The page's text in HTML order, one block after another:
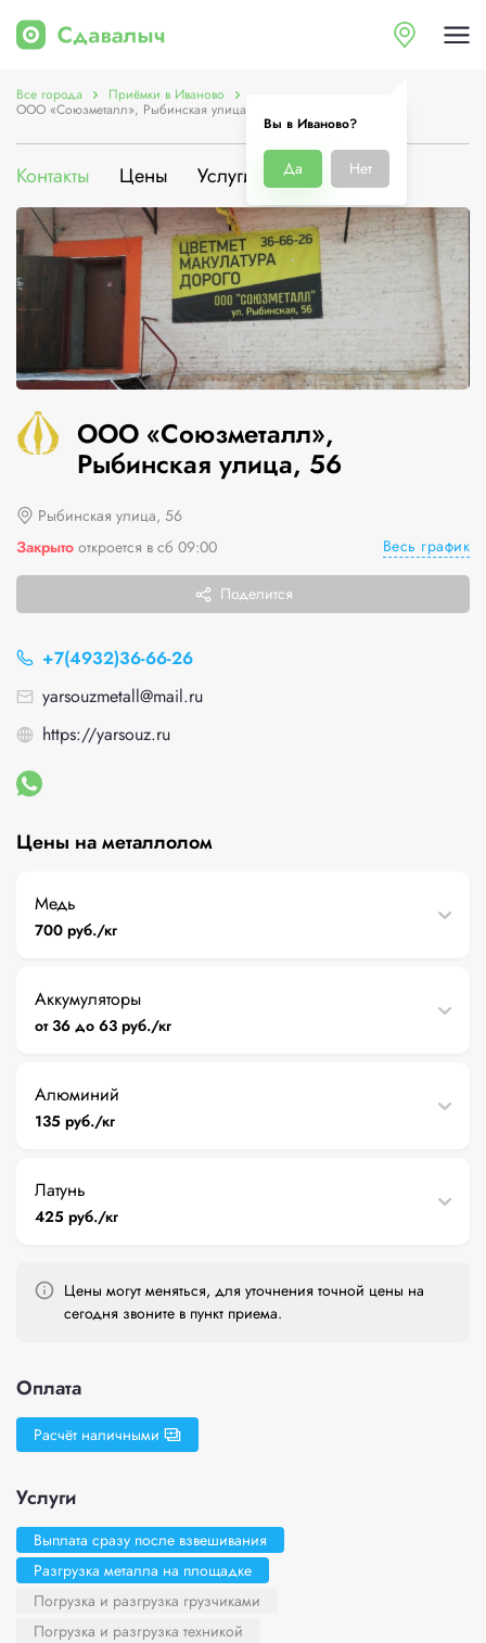
Вы в Иваново?
Да Нет
Все города Приёмки в Иваново
ООО «Союзметалл», Рыбинская улица, 56
Контакты Цены Услуги О компании
ООО «Союзметалл»,
Рыбинская улица, 56
Рыбинская улица, 56
Закрыто откроется в сб 09:00 Весь график
Поделится
+7(4932)36-66-26
yarsouzmetall@mail.ru
https://yarsouz.ru
Цены на металлолом
Медь
700 руб./кг
Аккумуляторы
от 36 до 63 руб./кг
Алюминий
135 руб./кг
Латунь
425 руб./кг
Цены могут меняться, для уточнения точной цены на
сегодня звоните в пункт приема.
Оплата
Расчёт наличными
Услуги
Выплата сразу после взвешивания
Разгрузка металла на площадке
Погрузка и разгрузка грузчиками
Погрузка и разгрузка техникой